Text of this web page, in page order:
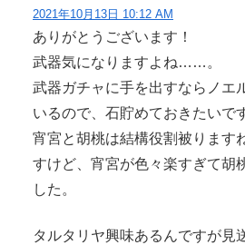
2021年10月13日 10:12 AM
ありがとうございます！
武器気になりますよね……。
武器ガチャに手を出すならノエ
いるので、石貯めておきたいで
宵宮と胡桃は結構役割被ります
すけど、宵宮が色々楽すぎて胡
した。
タルタリヤ興味あるんですが